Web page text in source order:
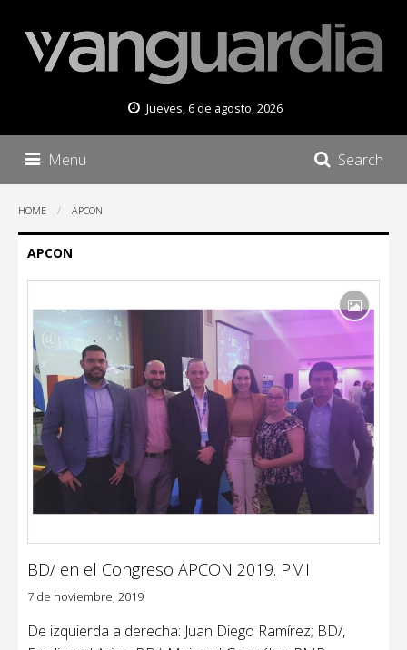
Jueves, 6 de agosto, 2026
Menu Search
HOME APCON
APCON
BD/ en el Congreso APCON 2019. PMI
7 de noviembre, 2019
De izquierda a derecha: Juan Diego Ramírez; BD/,